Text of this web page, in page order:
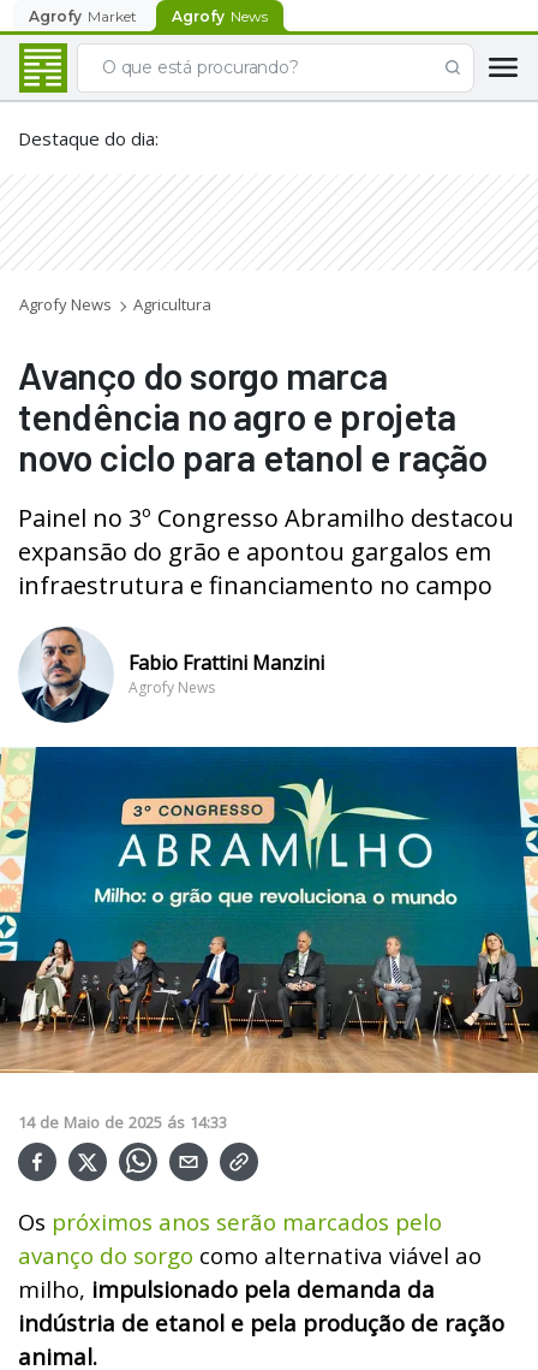
Agrofy Market Agrofy News
Destaque do dia:
Agrofy News Agricultura
Avanço do sorgo marca
tendência no agro e projeta
novo ciclo para etanol e ração
Painel no 3º Congresso Abramilho destacou
expansão do grão e apontou gargalos em
infraestrutura e financiamento no campo
Fabio Frattini Manzini
Agrofy News
14 de Maio de 2025 ás 14:33
Os próximos anos serão marcados pelo
avanço do sorgo como alternativa viável ao
milho, impulsionado pela demanda da
indústria de etanol e pela produção de ração
animal.